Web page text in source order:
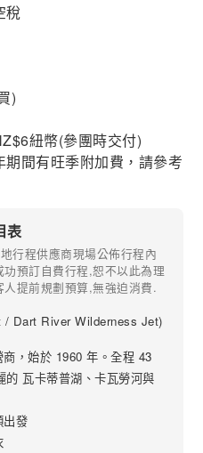
稅
)
紐幣(參團時交付)
間有旺季附加費，請參考
表
行程供應商現場公佈行程內
預訂自費行程,恕不以此為理
提前規劃預算,無強迫消費.
/ Dart River Wilderness Jet)
，始於 1960 年。全程 43
瓦卡蒂普湖、卡瓦勞河與
出發